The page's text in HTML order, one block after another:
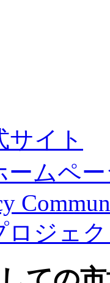
サイト
ームペ
ロジェ